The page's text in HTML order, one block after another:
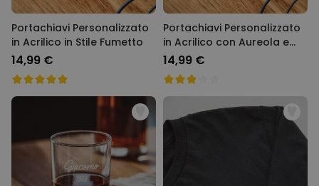
Portachiavi Personalizzato
in Acrilico in Stile Fumetto
14,99 €
Portachiavi Personalizzato
in Acrilico con Aureola e
Faccia
14,99 €